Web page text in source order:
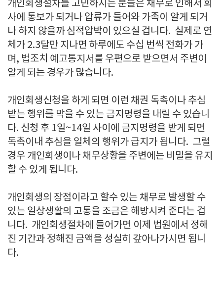
개인회생절차를 고민하시는 분들은 채무로 인해서 회
사에 통보가 되거나 압류가 들어와 가족이 알게 되거
나 하지 않을까 심적압박이 있으실 겁니다. 실제로 연
체가 2.3달만 지나면 하루에도 수십 번씩 전화가 가
며, 법조치 예고통지서를 우편으로 받으면서 주변이
알게 되는 경우가 많습니다.
개인회생신청을 하게 되면 이런 채권 독촉이나 추심
받는 행위를 막을 수 있는 금지명령을 내릴 수 있습니
다. 신청 후 1일~14일 사이에 금지명령을 받게 되면
독촉이내 추심을 일체의 행위가 급지가 됩니다. 그럴
경우 개인회생이나 채무상황을 주변에는 비밀을 유지
할 수 있게 됩니다.
개인회생의 장점이라고 할수 있는 채무로 발생할 수
있는 일상생활의 고통을 조금은 해방시켜 준다는 겁
니다. 개인회생절차에 들어가면 이제 법원에서 정해
진 기간과 정해진 금액을 성실히 갚아나가시면 됩니
다.